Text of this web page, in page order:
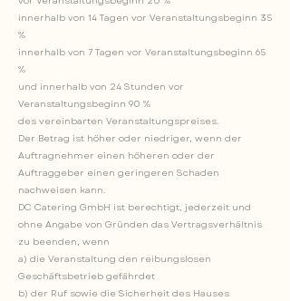
innerhalb von 14 Tagen vor Veranstaltungsbeginn 35
%
innerhalb von 7 Tagen vor Veranstaltungsbeginn 65
%
und innerhalb von 24 Stunden vor
Veranstaltungsbeginn 90 %
des vereinbarten Veranstaltungspreises.
Der Betrag ist höher oder niedriger, wenn der
Auftragnehmer einen höheren oder der
Auftraggeber einen geringeren Schaden
nachweisen kann.
DC Catering GmbH ist berechtigt, jederzeit und
ohne Angabe von Gründen das Vertragsverhältnis
zu beenden, wenn
a) die Veranstaltung den reibungslosen
Geschäftsbetrieb gefährdet
b) der Ruf sowie die Sicherheit des Hauses